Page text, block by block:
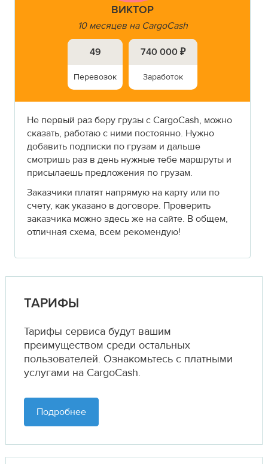
ВИКТОР
10 месяцев на CargoCash
49
Перевозок
740 000 ₽
Заработок
Не первый раз беру грузы с CargoCash, можно
сказать, работаю с ними постоянно. Нужно
добавить подписки по грузам и дальше
смотришь раз в день нужные тебе маршруты и
присылаешь предложения по грузам.
Заказчики платят напрямую на карту или по
счету, как указано в договоре. Проверить
заказчика можно здесь же на сайте. В общем,
отличная схема, всем рекомендую!
ТАРИФЫ
Тарифы сервиса будут вашим
преимуществом среди остальных
пользователей. Ознакомьтесь с платными
услугами на CargoCash.
Подробнее